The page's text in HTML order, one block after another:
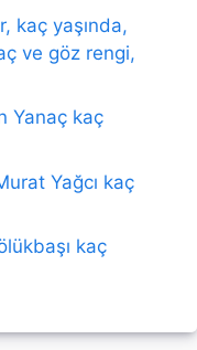
kaç yaşında,
ve göz rengi,
Yanaç kaç
Yağcı kaç
kaç